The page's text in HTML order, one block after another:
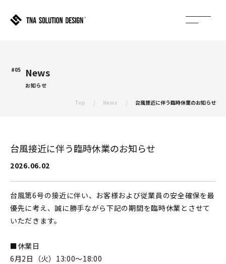
#05 News
お知らせ
Top News 台風接近に伴う臨時休業のお知らせ
台風接近に伴う臨時休業のお知らせ
2026.06.02
台風第6号の接近に伴い、お客様および従業員の安全確保を最
優先に考え、誠に勝手ながら下記の期間を臨時休業とさせて
いただきます。
■休業日
6月2日（火）13:00〜18:00